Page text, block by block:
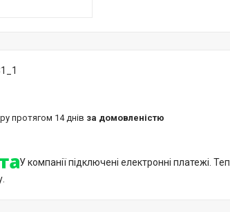
протягом 14 днів за домовленістю
У компанії підключені електронні платежі.